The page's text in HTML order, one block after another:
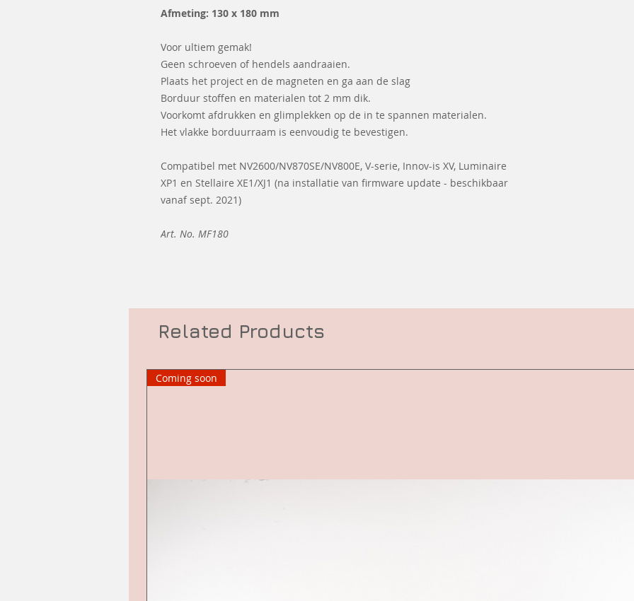
Afmeting: 130 x 180 mm
Voor ultiem gemak!
Geen schroeven of hendels aandraaien.
Plaats het project en de magneten en ga aan de slag
Borduur stoffen en materialen tot 2 mm dik.
Voorkomt afdrukken en glimplekken op de in te spannen materialen.
Het vlakke borduurraam is eenvoudig te bevestigen.
Compatibel met NV2600/NV870SE/NV800E, V-serie, Innov-is XV, Luminaire
XP1 en Stellaire XE1/XJ1 (na installatie van firmware update - beschikbaar
vanaf sept. 2021)
Art. No. MF180
Related Products
Coming soon